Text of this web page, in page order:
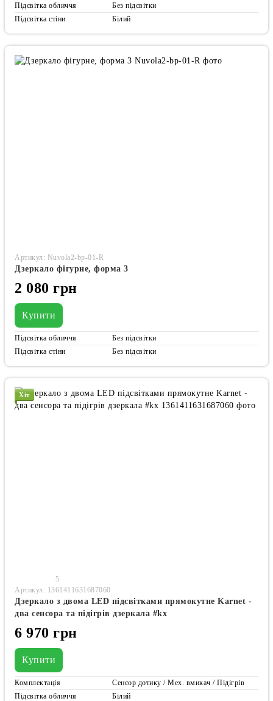
Підсвітка обличчя
Без підсвітки
Підсвітка стіни
Білий
Артикул: Nuvola2-bp-01-R
Дзеркало фігурне, форма 3
2 080 грн
Купити
Підсвітка обличчя
Без підсвітки
Підсвітка стіни
Без підсвітки
Хіт
5
Артикул: 1361411631687060
Дзеркало з двома LED підсвітками прямокутне Karnet -
два сенсора та підігрів дзеркала #kx
6 970 грн
Купити
Комплектація
Сенсор дотику / Мех. вмикач / Підігрів
Підсвітка обличчя
Білий